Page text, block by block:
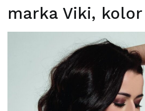
marka Viki,